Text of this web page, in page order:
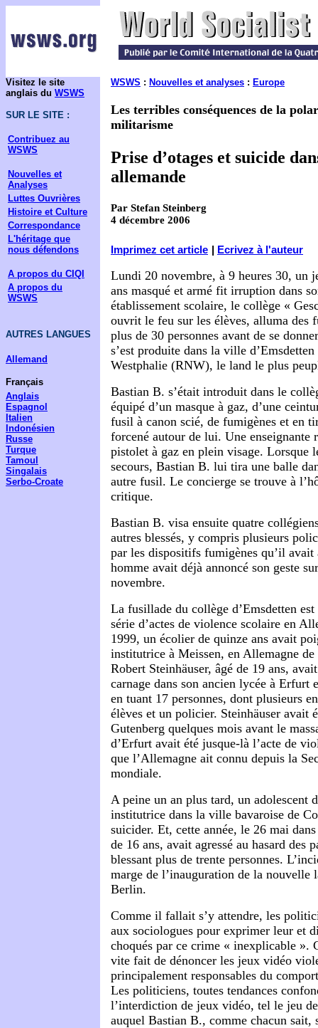
Visitez le site
anglais du WSWS
SUR LE SITE :
Contribuez au
WSWS
Nouvelles et
Analyses
Luttes Ouvrières
Histoire et Culture
Correspondance
L'héritage que
nous défendons
A propos du CIQI
A propos du
WSWS
AUTRES LANGUES
Allemand
Français
Anglais
Espagnol
Italien
Indonésien
Russe
Turque
Tamoul
Singalais
Serbo-Croate
WSWS : Nouvelles et analyses : Europe
Les terribles conséquences de la
militarisme
Prise d’otages et suicide
allemande
Par Stefan Steinberg
4 décembre 2006
Imprimez cet article Ecrivez à l'auteur
Lundi 20 novembre, à 9 heures 30, un
ans masqué et armé fit irruption dans
établissement scolaire, le collège «
ouvrit le feu sur les élèves, alluma des
plus de 30 personnes avant de se
s’est produite dans la ville
Westphalie (RNW), le land le plus
Bastian B. s’était introduit dans le
équipé d’un masque à gaz, d’une
fusil à canon scié, de fumigènes et en
forcené autour de lui. Une enseignante
pistolet à gaz en plein visage. Lorsque
secours, Bastian B. lui tira une balle
autre fusil. Le concierge se trouve à
critique.
Bastian B. visa ensuite quatre
autres blessés, y compris plusieurs
par les dispositifs fumigènes qu’il
homme avait déjà annoncé son geste
novembre.
La fusillade du collège d’Emsdetten est
série d’actes de violence scolaire en
1999, un écolier de quinze ans avait
institutrice à Meissen, en Allemagne
Robert Steinhäuser, âgé de 19 ans,
carnage dans son ancien lycée à Erfurt
en tuant 17 personnes, dont plusieurs
élèves et un policier. Steinhäuser avait
Gutenberg quelques mois avant le
d’Erfurt avait été jusque-là l’acte de
que l’Allemagne ait connu depuis la
mondiale.
A peine un an plus tard, un adolescent
institutrice dans la ville bavaroise de
suicider. Et, cette année, le 26 mai
de 16 ans, avait agressé au hasard des
blessant plus de trente personnes.
marge de l’inauguration de la nouvelle
Berlin.
Comme il fallait s’y attendre, les
aux sociologues pour exprimer leur et
choqués par ce crime « inexplicable ».
vite fait de dénoncer les jeux vidéo
principalement responsables du
Les politiciens, toutes tendances
l’interdiction de jeux vidéo, tel le jeu
auquel Bastian B., comme chacun sait,